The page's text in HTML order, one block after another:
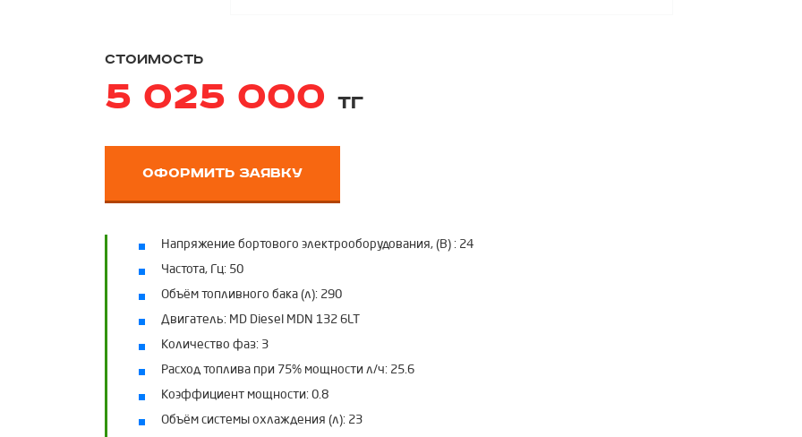
стоимость
5 025 000 тг
оформить заявку
Напряжение бортового электрооборудования, (В) : 24
Частота, Гц: 50
Объём топливного бака (л): 290
Двигатель: MD Diesel MDN 132 6LT
Количество фаз: 3
Расход топлива при 75% мощности л/ч: 25.6
Коэффициент мощности: 0.8
Объём системы охлаждения (л): 23